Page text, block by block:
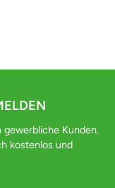
Kunden.
kostenlos und